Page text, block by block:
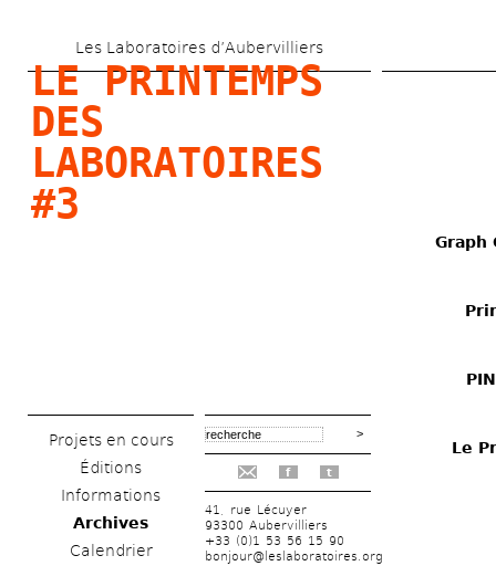
au
contenu
Les Laboratoires d’Aubervilliers
LE PRINTEMPS
DES
LABORATOIRES
#3
Projets en cours
Éditions
Informations
Archives
Calendrier
f t
41, rue Lécuyer
93300 Aubervilliers
+33 (0)1 53 56 15 90
bonjour@leslaboratoires.org
Graph
Le